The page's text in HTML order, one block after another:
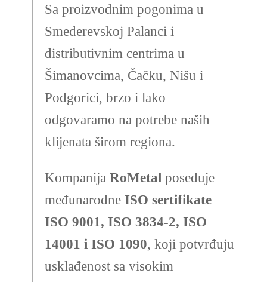
Sa proizvodnim pogonima u
Smederevskoj Palanci i
distributivnim centrima u
Šimanovcima, Čačku, Nišu i
Podgorici, brzo i lako
odgovaramo na potrebe naših
klijenata širom regiona.
Kompanija RoMetalposeduje
međunarodne ISO sertifikate
ISO 9001, ISO 3834-2, ISO
14001 i ISO 1090, koji potvrđuju
usklađenost sa visokim